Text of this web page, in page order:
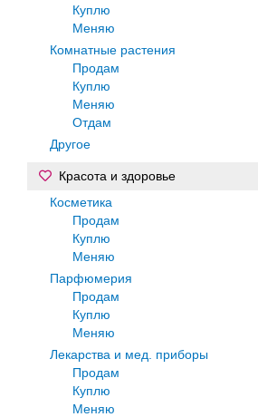
Куплю
Меняю
Комнатные растения
Продам
Куплю
Меняю
Отдам
Другое
Красота и здоровье
Косметика
Продам
Куплю
Меняю
Парфюмерия
Продам
Куплю
Меняю
Лекарства и мед. приборы
Продам
Куплю
Меняю